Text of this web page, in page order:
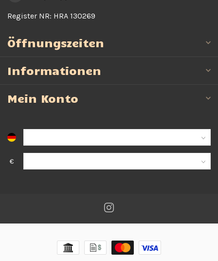
Register NR: HRA 130269
Öffnungszeiten
Informationen
Mein Konto
€